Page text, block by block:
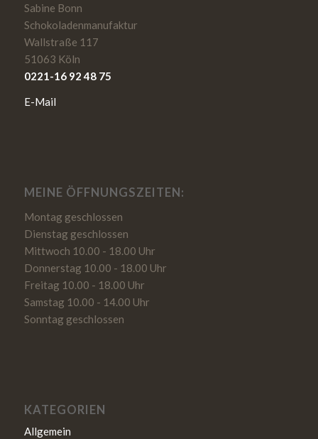
Sabine Bonn
Schokoladenmanufaktur
Wallstraße 117
51063 Köln
0221-16 92 48 75
E-Mail
MEINE ÖFFNUNGSZEITEN:
Montag geschlossen
Dienstag geschlossen
Mittwoch 10.00 - 18.00 Uhr
Donnerstag 10.00 - 18.00 Uhr
Freitag 10.00 - 18.00 Uhr
Samstag 10.00 - 14.00 Uhr
Sonntag geschlossen
KATEGORIEN
Allgemein